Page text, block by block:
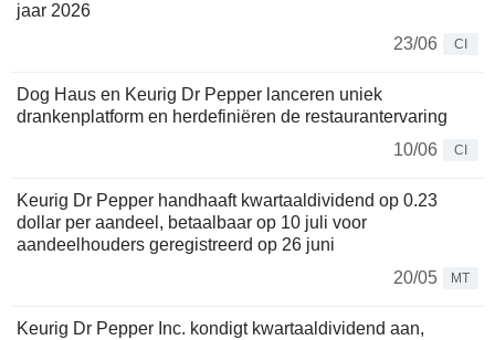
jaar 2026
23/06
CI
Dog Haus en Keurig Dr Pepper lanceren uniek
drankenplatform en herdefiniëren de restaurantervaring
10/06
CI
Keurig Dr Pepper handhaaft kwartaaldividend op 0.23
dollar per aandeel, betaalbaar op 10 juli voor
aandeelhouders geregistreerd op 26 juni
20/05
MT
Keurig Dr Pepper Inc. kondigt kwartaaldividend aan,